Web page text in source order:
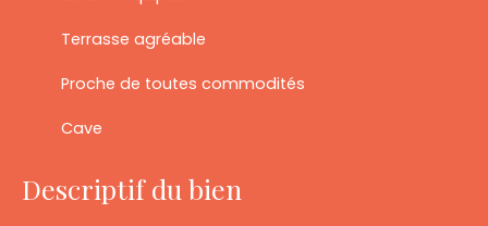
Terrasse agréable
Proche de toutes commodités
Cave
Descriptif du bien